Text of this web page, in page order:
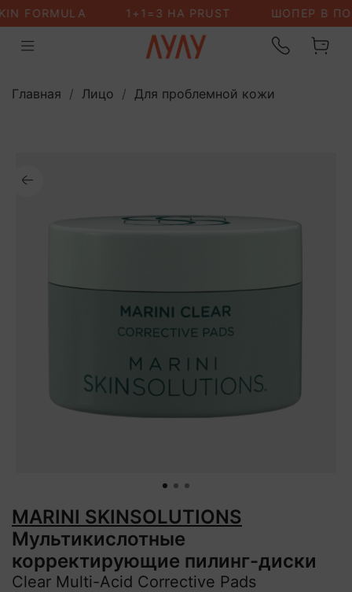
Главная Лицо Для проблемной кожи
MARINI SKINSOLUTIONS
Мультикислотные
корректирующие пилинг-диски
Clear Multi-Acid Corrective Pads